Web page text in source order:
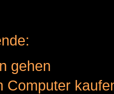
gehen
Computer